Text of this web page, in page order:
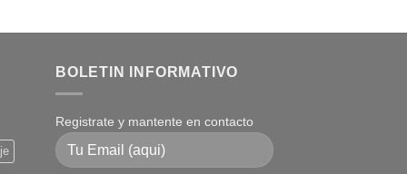
BOLETIN INFORMATIVO
Registrate y mantente en contacto